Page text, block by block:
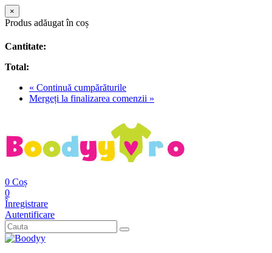
×
Produs adăugat în coș
Cantitate:
Total:
« Continuă cumpărăturile
Mergeți la finalizarea comenzii »
0 Coș
0
Înregistrare
Autentificare